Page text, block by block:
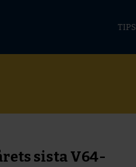
TIPS
sista V64-